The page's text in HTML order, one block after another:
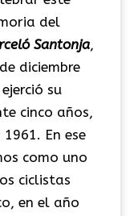
del
Santonja,
diciembre
su
cinco años,
En ese
como uno
ciclistas
en el año